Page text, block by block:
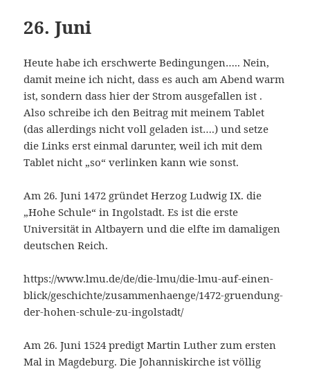
26. Juni
Heute habe ich erschwerte Bedingungen….. Nein,
damit meine ich nicht, dass es auch am Abend warm
ist, sondern dass hier der Strom ausgefallen ist .
Also schreibe ich den Beitrag mit meinem Tablet
(das allerdings nicht voll geladen ist….) und setze
die Links erst einmal darunter, weil ich mit dem
Tablet nicht „so“ verlinken kann wie sonst.
Am 26. Juni 1472 gründet Herzog Ludwig IX. die
„Hohe Schule“ in Ingolstadt. Es ist die erste
Universität in Altbayern und die elfte im damaligen
deutschen Reich.
https://www.lmu.de/de/die-lmu/die-lmu-auf-einen-
blick/geschichte/zusammenhaenge/1472-gruendung-
der-hohen-schule-zu-ingolstadt/
Am 26. Juni 1524 predigt Martin Luther zum ersten
Mal in Magdeburg. Die Johanniskirche ist völlig